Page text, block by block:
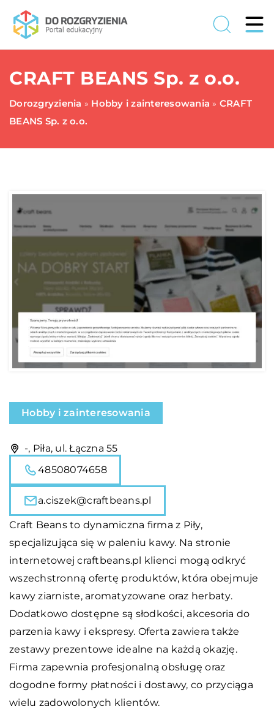
CRAFT BEANS Sp. z o.o.
Dorozgryzienia » Hobby i zainteresowania » CRAFT
BEANS Sp. z o.o.
Hobby i zainteresowania
-, Piła, ul. Łączna 55
48508074658
a.ciszek@craftbeans.pl
Craft Beans to dynamiczna firma z Piły,
specjalizująca się w paleniu kawy. Na stronie
internetowej craftbeans.pl klienci mogą odkryć
wszechstronną ofertę produktów, która obejmuje
kawy ziarniste, aromatyzowane oraz herbaty.
Dodatkowo dostępne są słodkości, akcesoria do
parzenia kawy i ekspresy. Oferta zawiera także
zestawy prezentowe idealne na każdą okazję.
Firma zapewnia profesjonalną obsługę oraz
dogodne formy płatności i dostawy, co przyciąga
wielu zadowolonych klientów.